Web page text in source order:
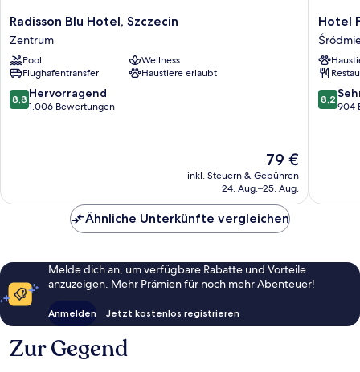
Radisson
Blu
Hotel,
Szczecin
Zentrum
Radisson Blu Hotel, Szczecin
Zentrum
Pool
Wellness
Flughafentransfer
Haustiere erlaubt
8.8
von
8,8 Hervorragend
1.006 Bewertungen
Der
Preis
beträgt
79 €
inkl. Steuern & Gebühren
24. Aug.–25. Aug.
Hotel
Focus
Szczecin
Hotel
8.2
von
8,2
904
Ähnliche Unterkünfte vergleichen
Melde dich an, um verfügbare Rabatte und Vorteile
anzuzeigen. Mehr Prämien für noch mehr Abenteuer!
Anmelden Jetzt kostenlos registrieren
Zur Gegend